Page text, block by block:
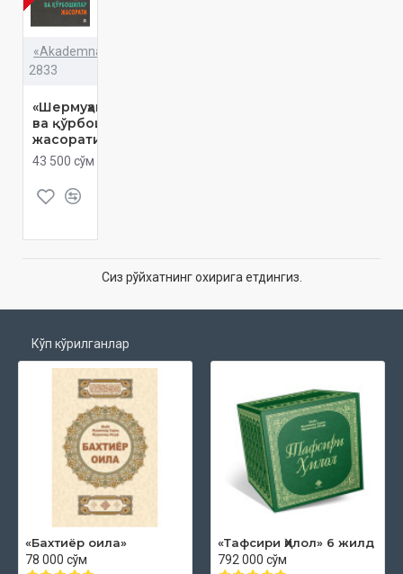
«Akademnashr»
2833
«Шермуҳаммадбек
ва қўрбошилар
жасорати»
43 500 сўм
Сиз рўйхатнинг охирига етдингиз.
Кўп кўрилганлар
«Бахтиёр оила»
78 000 сўм
«Тафсири Ҳилол» 6 жилд
792 000 сўм